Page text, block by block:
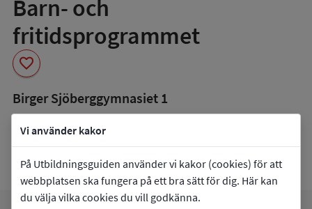
Vi använder kakor
På Utbildningsguiden använder vi kakor (cookies) för att
webbplatsen ska fungera på ett bra sätt för dig. Här kan
du välja vilka cookies du vill godkänna.
Barn- och
fritidsprogrammet
favorite
favorit
Birger Sjöberggymnasiet 1
book_5 Inriktning som finns tillgänglig
Fritid och hälsa
Pedagogiskt och socialt arbete